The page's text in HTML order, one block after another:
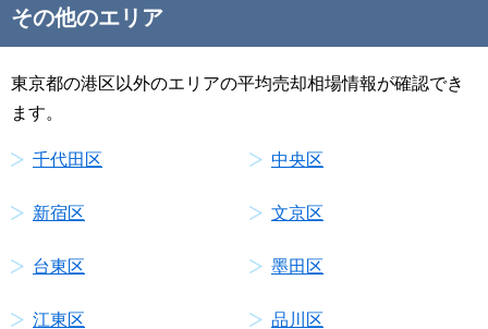
その他のエリア
東京都の港区以外のエリアの平均売却相場情報が確認でき
ます。
千代田区 中央区
新宿区 文京区
台東区 墨田区
江東区 品川区